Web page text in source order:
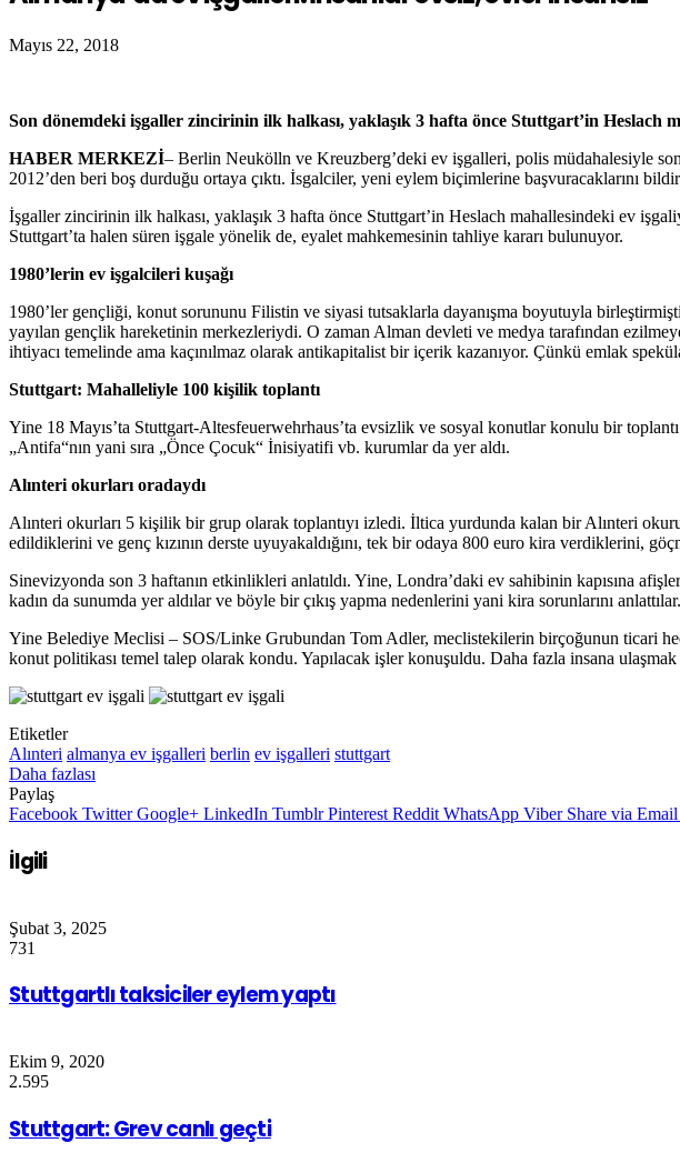
Mayıs 22, 2018
Son dönemdeki işgaller zincirinin ilk halkası, yaklaşık 3 hafta önce Stuttgart’in Heslach
HABER MERKEZİ– Berlin Neukölln ve Kreuzberg’deki ev işgalleri, polis müdahalesiyle
2012’den beri boş durduğu ortaya çıktı. İsgalciler, yeni eylem biçimlerine başvuracaklarını
İşgaller zincirinin ilk halkası, yaklaşık 3 hafta önce Stuttgart’in Heslach mahallesindeki ev
Stuttgart’ta halen süren işgale yönelik de, eyalet mahkemesinin tahliye kararı bulunuyor.
1980’lerin ev işgalcileri kuşağı
1980’ler gençliği, konut sorununu Filistin ve siyasi tutsaklarla dayanışma boyutuyla
yayılan gençlik hareketinin merkezleriydi. O zaman Alman devleti ve medya tarafından
ihtiyacı temelinde ama kaçınılmaz olarak antikapitalist bir içerik kazanıyor. Çünkü emlak
Stuttgart: Mahalleliyle 100 kişilik toplantı
Yine 18 Mayıs’ta Stuttgart-Altesfeuerwehrhaus’ta evsizlik ve sosyal konutlar konulu bir
„Antifa“nın yani sıra „Önce Çocuk“ İnisiyatifi vb. kurumlar da yer aldı.
Alınteri okurları oradaydı
Alınteri okurları 5 kişilik bir grup olarak toplantıyı izledi. İltica yurdunda kalan bir Alınteri
edildiklerini ve genç kızının derste uyuyakaldığını, tek bir odaya 800 euro kira verdiklerini,
Sinevizyonda son 3 haftanın etkinlikleri anlatıldı. Yine, Londra’daki ev sahibinin kapısına
kadın da sunumda yer aldılar ve böyle bir çıkış yapma nedenlerini yani kira sorunlarını
Yine Belediye Meclisi – SOS/Linke Grubundan Tom Adler, meclistekilerin birçoğunun ticari
konut politikası temel talep olarak kondu. Yapılacak işler konuşuldu. Daha fazla insana
Etiketler
Alınteri almanya ev işgalleri berlin ev işgalleri stuttgart
Daha fazlası
Paylaş
Facebook Twitter Google+ LinkedIn Tumblr Pinterest Reddit WhatsApp Viber Share via Email
İlgili
Şubat 3, 2025
731
Stuttgartlı taksiciler eylem yaptı
Ekim 9, 2020
2.595
Stuttgart: Grev canlı geçti